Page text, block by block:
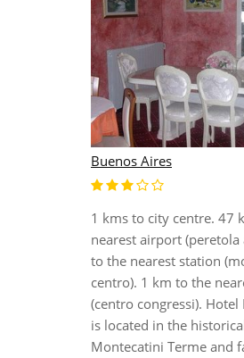
Buenos Aires
1 kms to city centre. 47
nearest airport
to the nearest station
centro). 1 km to the
(centro congressi). Hotel
is located in the
Montecatini Terme and